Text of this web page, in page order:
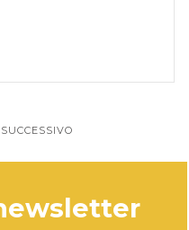
successivo